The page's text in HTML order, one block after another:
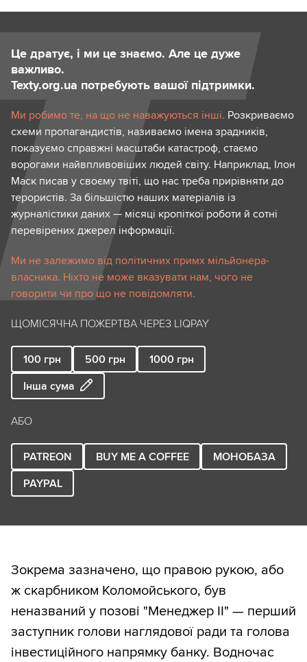
Це дратує, і ми це знаємо. Але це дуже
важливо.
Texty.org.ua потребують вашої підтримки.
Ми робимо те, на що не наважуються інші. Розкриваємо
схеми пропагандистів, називаємо імена зрадників,
показуємо справжні масштаби катастроф, стаємо
ворогами найвпливовіших людей світу. Наприклад, Ілон
Маск писав у своєму твіті, що нас треба прирівняти до
терористів. За більшістю наших матеріалів із
журналістики даних — місяці кропіткої роботи й сотні
перевірених джерел інформації.
Ми не залежимо від політичних примх мільйонера-
власника. Ніхто не може вказувати нам, чого не
говорити чи про що не повідомляти.
ЩОМІСЯЧНА ПОЖЕРТВА ЧЕРЕЗ LIQPAY
100 грн 500 грн 1000 грн
Інша сума
АБО
PATREON BUY ME A COFFEE
МОНОБАЗА
PAYPAL
Зокрема зазначено, що правою рукою, або
ж скарбником Коломойського, був
неназваний у позові "Менеджер ІІ" — перший
заступник голови наглядової ради та голова
інвестиційного напрямку банку. Водночас